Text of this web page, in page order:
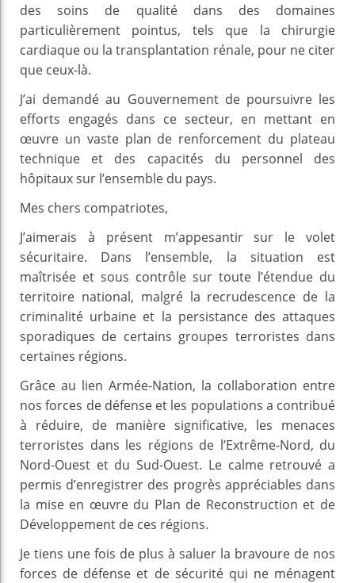
des soins de qualité dans des domaines
particulièrement pointus, tels que la chirurgie
cardiaque ou la transplantation rénale, pour ne citer
que ceux-là.
J’ai demandé au Gouvernement de poursuivre les
efforts engagés dans ce secteur, en mettant en
œuvre un vaste plan de renforcement du plateau
technique et des capacités du personnel des
hôpitaux sur l’ensemble du pays.
Mes chers compatriotes,
J’aimerais à présent m’appesantir sur le volet
sécuritaire. Dans l’ensemble, la situation est
maîtrisée et sous contrôle sur toute l’étendue du
territoire national, malgré la recrudescence de la
criminalité urbaine et la persistance des attaques
sporadiques de certains groupes terroristes dans
certaines régions.
Grâce au lien Armée-Nation, la collaboration entre
nos forces de défense et les populations a contribué
à réduire, de manière significative, les menaces
terroristes dans les régions de l’Extrême-Nord, du
Nord-Ouest et du Sud-Ouest. Le calme retrouvé a
permis d’enregistrer des progrès appréciables dans
la mise en œuvre du Plan de Reconstruction et de
Développement de ces régions.
Je tiens une fois de plus à saluer la bravoure de nos
forces de défense et de sécurité qui ne ménagent